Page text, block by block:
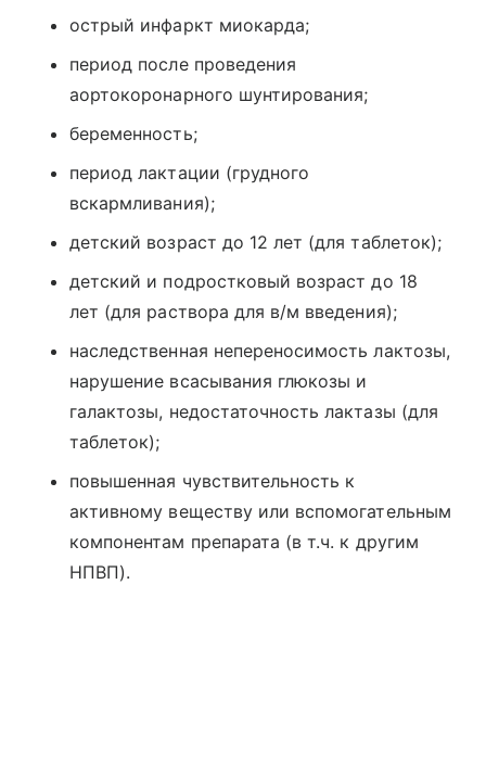
острый инфаркт миокарда;
период после проведения
аортокоронарного шунтирования;
беременность;
период лактации (грудного
вскармливания);
детский возраст до 12 лет (для таблеток);
детский и подростковый возраст до 18
лет (для раствора для в/м введения);
наследственная непереносимость лактозы,
нарушение всасывания глюкозы и
галактозы, недостаточность лактазы (для
таблеток);
повышенная чувствительность к
активному веществу или вспомогательным
компонентам препарата (в т.ч. к другим
НПВП).